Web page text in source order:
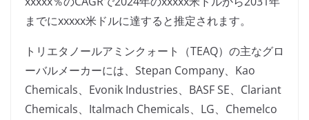
までにxxxxx米ドルに達すると推定されます。
トリエタノールアミンクォート（TEAQ）の主なグロ
ーバルメーカーには、Stepan Company、Kao
Chemicals、Evonik Industries、BASF SE、Clariant
Chemicals、Italmach Chemicals、LG、Chemelco